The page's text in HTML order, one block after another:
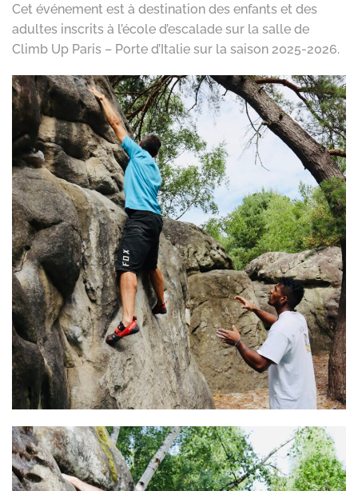
Cet événement est à destination des enfants et des
adultes inscrits à l’école d’escalade sur la salle de
Climb Up Paris – Porte d’Italie sur la saison 2025-2026.